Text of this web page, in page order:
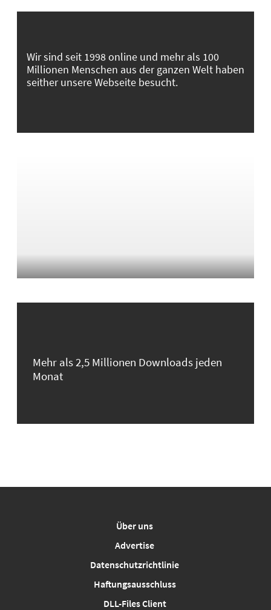
Wir sind seit 1998 online und mehr als 100
Millionen Menschen aus der ganzen Welt haben
seither unsere Webseite besucht.
Mehr als 2,5 Millionen Downloads jeden
Monat
Über uns
Advertise
Datenschutzrichtlinie
Haftungsausschluss
DLL-Files Client